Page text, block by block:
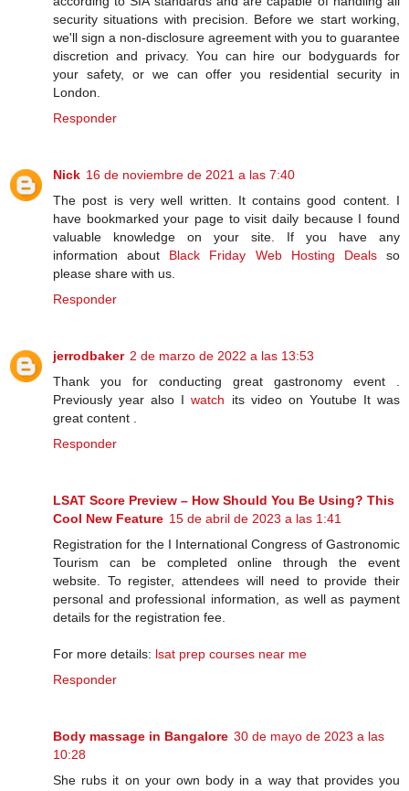
security situations with precision. Before we start working,
we'll sign a non-disclosure agreement with you to guarantee
discretion and privacy. You can hire our bodyguards for
your safety, or we can offer you residential security in
London.
Responder
Nick 16 de noviembre de 2021 a las 7:40
The post is very well written. It contains good content. I
have bookmarked your page to visit daily because I found
valuable knowledge on your site. If you have any
information about Black Friday Web Hosting Dealsso
please share with us.
Responder
jerrodbaker 2 de marzo de 2022 a las 13:53
Thank you for conducting great gastronomy event .
Previously year also Iwatch its video on Youtube It was
great content .
Responder
LSAT Score Preview – How Should You Be Using? This
Cool New Feature 15 de abril de 2023 a las 1:41
Registration for the I International Congress of Gastronomic
Tourism can be completed online through the event
website. To register, attendees will need to provide their
personal and professional information, as well as payment
details for the registration fee.
For more details: lsat prep courses near me
Responder
Body massage in Bangalore 30 de mayo de 2023 a las
10:28
She rubs it on your own body in a way that provides you